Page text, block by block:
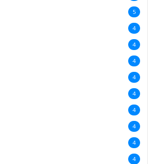
5
4
4
4
4
4
4
4
4
4